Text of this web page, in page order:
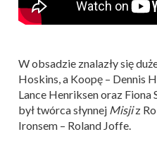
W obsadzie znalazły się
Hoskins, a Koopę – Dennis
Lance Henriksen oraz Fiona
był twórca słynnej Misjiz
Ironsem – Roland Joffe.